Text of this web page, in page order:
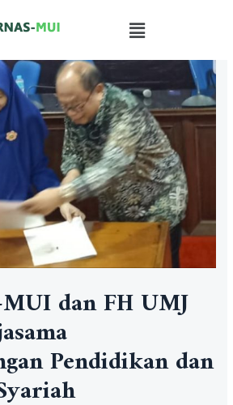
dan FH UMJ
Pendidikan dan